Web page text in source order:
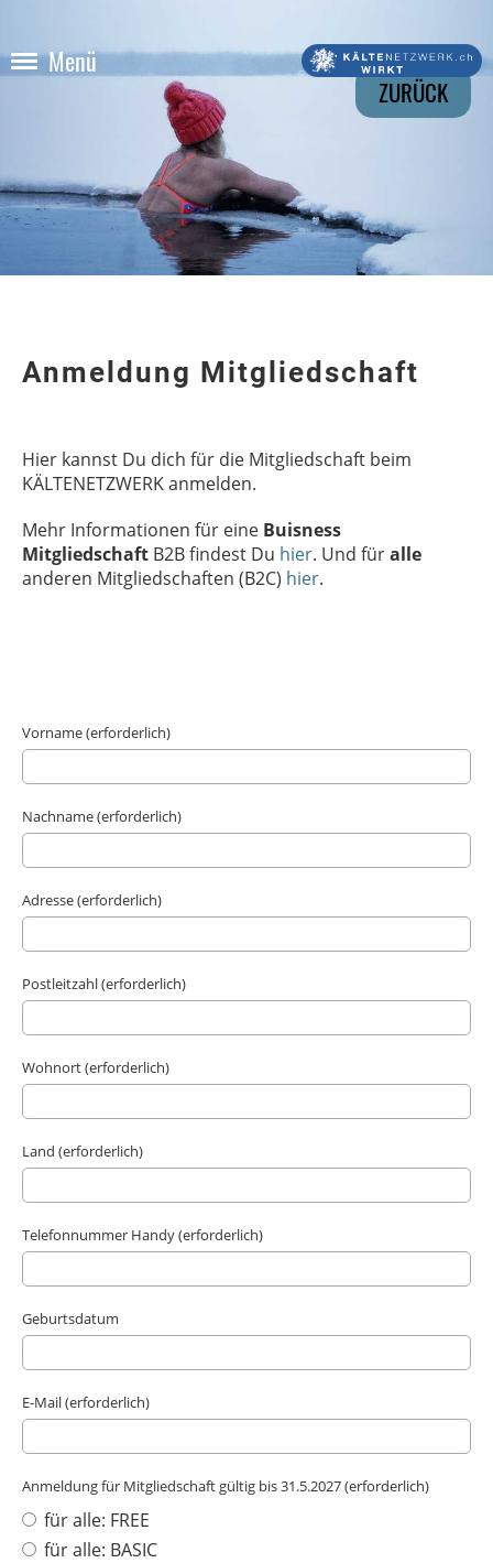
Menü
ZURÜCK
Anmeldung Mitgliedschaft
Hier kannst Du dich für die Mitgliedschaft beim
KÄLTENETZWERK anmelden.
Mehr Informationen für eine Buisness
Mitgliedschaft B2B findest Du hier. Und füralle
anderen Mitgliedschaften (B2C) hier.
Vorname (erforderlich)
Nachname (erforderlich)
Adresse (erforderlich)
Postleitzahl (erforderlich)
Wohnort (erforderlich)
Land (erforderlich)
Telefonnummer Handy (erforderlich)
Geburtsdatum
E-Mail (erforderlich)
Anmeldung für Mitgliedschaft gültig bis 31.5.2027 (erforderlich)
für alle: FREE
für alle: BASIC